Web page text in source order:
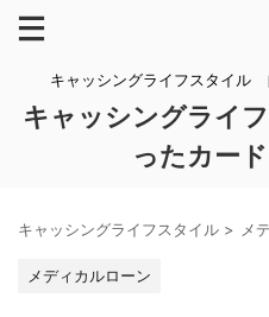
キャッシングライフスタイル
キャッシングライ
ったカー
キャッシングライフスタイル > メ
メディカルローン